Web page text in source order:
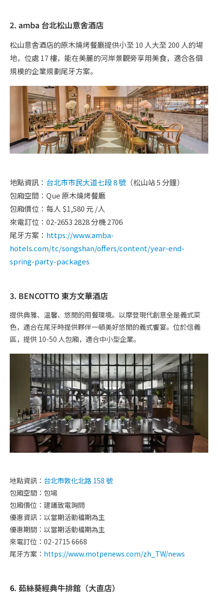
2. amba 台北松山意舍酒店
松山意舍酒店的原木燒烤餐廳提供小至 10 人大至 200 人的場
地，位處 17 樓，能在美麗的河岸景觀旁享用美食，適合各個
規模的企業規劃尾牙方案。
地點資訊： 台北市市民大道七段 8 號 （松山站 5 分鐘）
包廂空間：Que 原木燒烤餐廳
包廂價位：每人 $1,580 元 /人
來電訂位：02-2653 2828 分機 2706
尾牙方案： https://www.amba-
hotels.com/tc/songshan/offers/content/year-end-
spring-party-packages
3. BENCOTTO 東方文華酒店
提供典雅、溫馨、悠閒的用餐環境。以摩登現代創意全是義式菜
色，適合在尾牙時提供夥伴一頓美好悠閒的義式饗宴。位於信義
區，提供 10-50 人包廂，適合中小型企業。
地點資訊： 台北市敦化北路 158 號
包廂空間：包場
包廂價位：建議致電詢問
優惠資訊： 以當期活動檔期為主
優惠期間： 以當期活動檔期為主
來電訂位：02-2715 6668
尾牙方案： https://www.motpenews.com/zh_TW/news
6. 茹絲葵經典牛排館（大直店）